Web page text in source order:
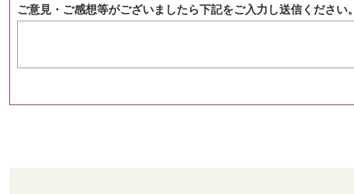
ご意見・ご感想等がございましたら下記をご入力し送信ください。